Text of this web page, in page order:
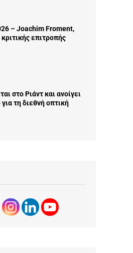
– Joachim Froment,
επιτροπής
στο Ριάντ και ανοίγει
τη διεθνή οπτική